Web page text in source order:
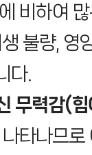
비하여
불량, 영
다.
무력감(
타나므로